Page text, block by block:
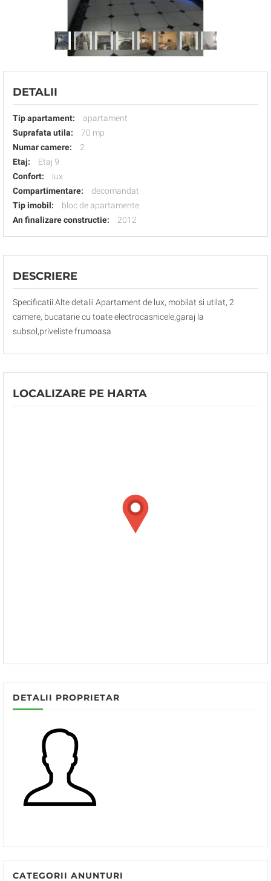
DETALII
Tip apartament:
apartament
Suprafata utila:
70 mp
Numar camere:
2
Etaj:
Etaj 9
Confort:
lux
Compartimentare:
decomandat
Tip imobil:
bloc de apartamente
An finalizare constructie:
2012
DESCRIERE
Specificatii Alte detalii Apartament de lux, mobilat si utilat, 2
camere, bucatarie cu toate electrocasnicele,garaj la
subsol,priveliste frumoasa
LOCALIZARE PE HARTA
DETALII PROPRIETAR
CATEGORII ANUNTURI